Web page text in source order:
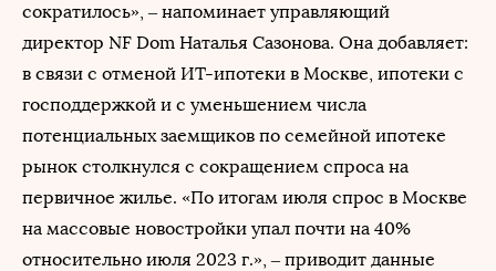
сократилось», – напоминает управляющий
директор NF Dom Наталья Сазонова. Она добавляет:
в связи с отменой ИТ-ипотеки в Москве, ипотеки с
господдержкой и с уменьшением числа
потенциальных заемщиков по семейной ипотеке
рынок столкнулся с сокращением спроса на
первичное жилье. «По итогам июля спрос в Москве
на массовые новостройки упал почти на 40%
относительно июля 2023 г.», – приводит данные